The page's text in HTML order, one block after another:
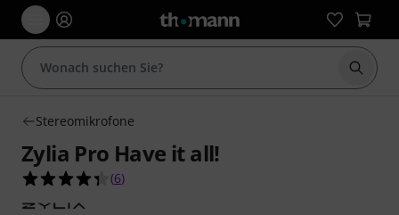
Suche
Stereomikrofone
Zylia Pro Have it all!
4.3 von 5 Sternen aus 6 Kundenbewertungen
(6)